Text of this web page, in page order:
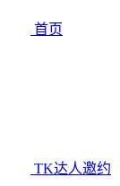
首页
TK达人邀约